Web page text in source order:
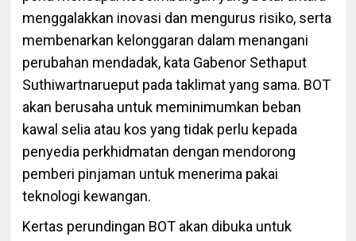
menggalakkan inovasi dan mengurus risiko, serta
membenarkan kelonggaran dalam menangani
perubahan mendadak, kata Gabenor Sethaput
Suthiwartnarueput pada taklimat yang sama. BOT
akan berusaha untuk meminimumkan beban
kawal selia atau kos yang tidak perlu kepada
penyedia perkhidmatan dengan mendorong
pemberi pinjaman untuk menerima pakai
teknologi kewangan.
Kertas perundingan BOT akan dibuka untuk